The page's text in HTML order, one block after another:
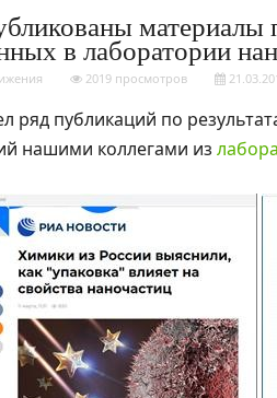
материалы
в лаборатории
2019 просмотров
ряд публикаций по
нашими коллегами из